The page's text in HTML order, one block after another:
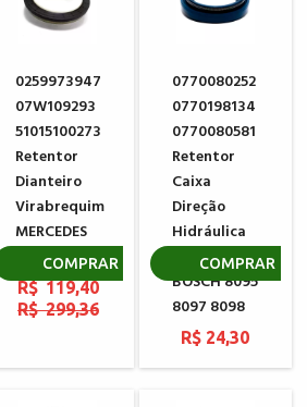
0259973947
07W109293
51015100273
Retentor
Dianteiro
Virabrequim
MERCEDES
BENZ MAN
R$ 119,40
R$ 299,36
COMPRAR
0770080252
0770198134
0770080581
Retentor
Caixa
Direção
Hidráulica
Sem Fim ZF
BOSCH 8095
8097 8098
R$ 24,30
COMPRAR